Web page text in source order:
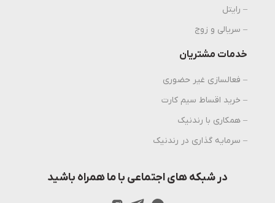
– رایتل
– سریالی و زوج
خدمات مشتریان
– فعالسازی غیر حضوری
– خرید اقساط سیم کارت
– همکاری با رندنیک
– سرمایه گذاری در رندنیک
در شبکه های اجتماعی با ما همراه باشید